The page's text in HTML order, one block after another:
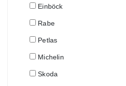
Einböck
Rabe
Petlas
Michelin
Skoda